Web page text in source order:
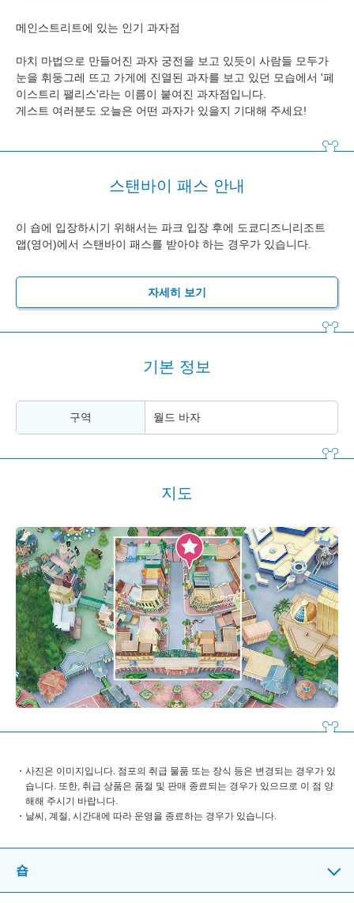
메인스트리트에 있는 인기 과자점
마치 마법으로 만들어진 과자 궁전을 보고 있듯이 사람들 모두가
눈을 휘둥그레 뜨고 가게에 진열된 과자를 보고 있던 모습에서 '페
이스트리 팰리스'라는 이름이 붙여진 과자점입니다.
게스트 여러분도 오늘은 어떤 과자가 있을지 기대해 주세요!
스탠바이 패스 안내
이 숍에 입장하시기 위해서는 파크 입장 후에 도쿄디즈니리조트
앱(영어)에서 스탠바이 패스를 받아야 하는 경우가 있습니다.
자세히 보기
기본 정보
구역 월드 바자
지도
사진은 이미지입니다. 점포의 취급 물품 또는 장식 등은 변경되는 경우가 있
습니다. 또한, 취급 상품은 품절 및 판매 종료되는 경우가 있으므로 이 점 양
해해 주시기 바랍니다.
날씨, 계절, 시간대에 따라 운영을 종료하는 경우가 있습니다.
숍